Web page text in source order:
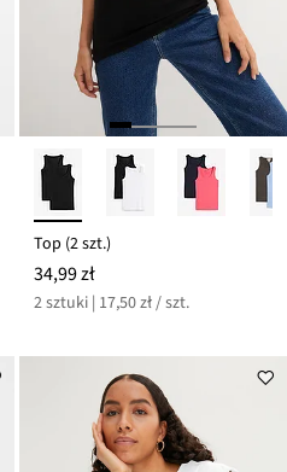
Top (2 szt.)
34,99 zł
2 sztuki | 17,50 zł / szt.